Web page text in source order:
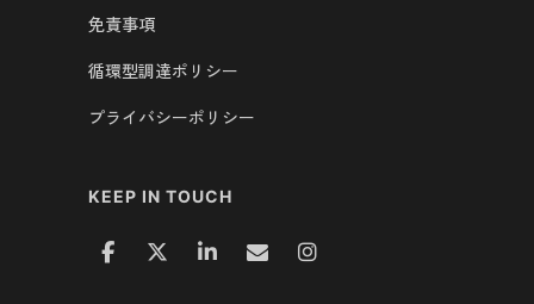
免責事項
循環型調達ポリシー
プライバシーポリシー
KEEP IN TOUCH